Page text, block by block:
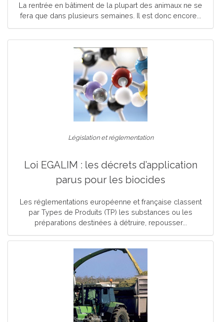
La rentrée en bâtiment de la plupart des animaux ne se
fera que dans plusieurs semaines. Il est donc encore...
Législation et réglementation
Loi EGALIM : les décrets d’application
parus pour les biocides
Les réglementations européenne et française classent
par Types de Produits (TP) les substances ou les
préparations destinées à détruire, repousser...